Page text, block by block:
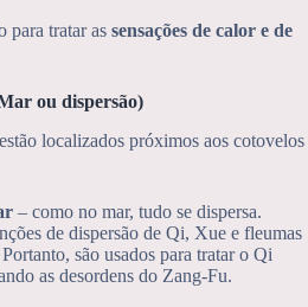
para tratar as sensações de calor e de
ou dispersão)
localizados próximos aos cotovelos
– como no mar, tudo se dispersa.
de dispersão de Qi, Xue e fleumas
são usados para tratar o Qi
as desordens do Zang-Fu.